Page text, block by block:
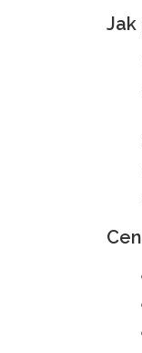
Jak